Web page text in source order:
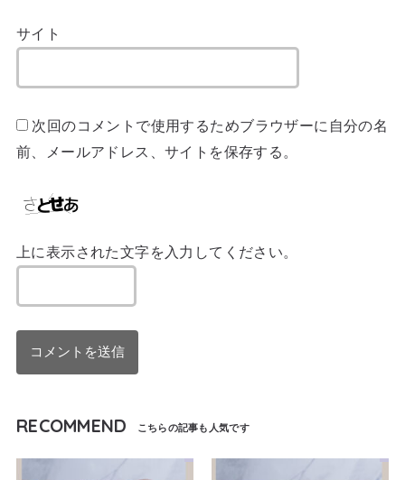
サイト
次回のコメントで使用するためブラウザーに自分の名
前、メールアドレス、サイトを保存する。
上に表示された文字を入力してください。
RECOMMEND